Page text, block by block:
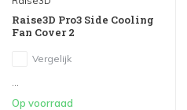
Raise3D Pro3 Side Cooling
Fan Cover 2
Vergelijk
Op voorraad